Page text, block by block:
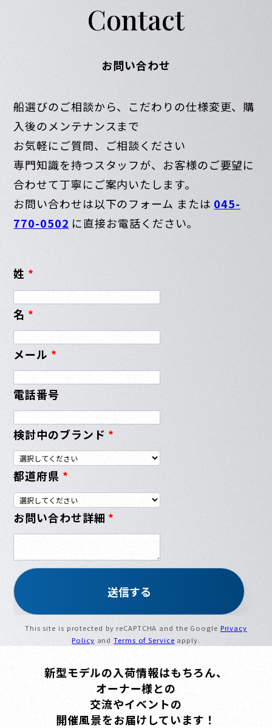
Contact
お問い合わせ
船選びのご相談から、こだわりの仕様変更、購
入後のメンテナンスまで
お気軽にご質問、ご相談ください
専門知識を持つスタッフが、お客様のご要望に
合わせて丁寧にご案内いたします。
お問い合わせは以下のフォーム または 045-
770-0502 に直接お電話ください。
姓 *
名 *
メール *
電話番号
検討中のブランド *
都道府県 *
お問い合わせ詳細 *
This site is protected by reCAPTCHA and the Google Privacy
Policy andTerms of Service apply.
新型モデルの入荷情報はもちろん、
オーナー様との
交流やイベントの
開催風景をお届けしています！